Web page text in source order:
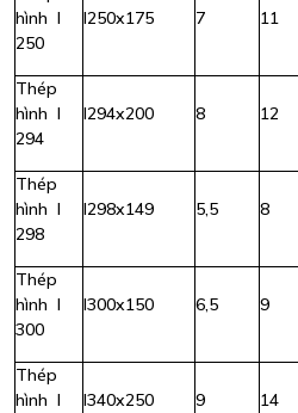
hình I
250
I250x175 7 11
Thép
hình I
294
I294x200 8 12
Thép
hình I
298
I298x149 5,5 8
Thép
hình I
300
I300x150 6,5 9
Thép
hình I
I340x250 9 14